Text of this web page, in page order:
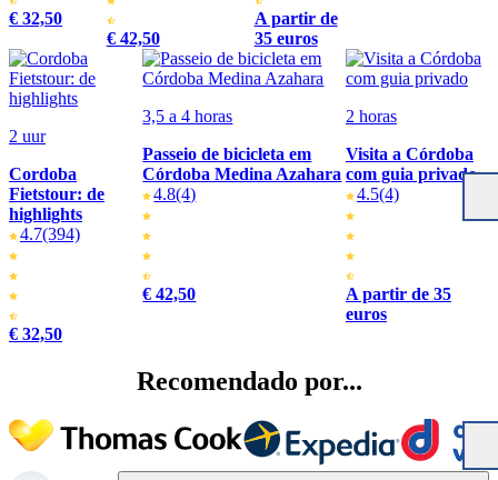
€ 32,50
€ 42,50
A partir de
35 euros
2 uur
Cordoba
Fietstour: de
highlights
4.7(394)
€ 32,50
3,5 a 4 horas
Passeio de bicicleta em
Córdoba Medina Azahara
4.8(4)
€ 42,50
2 horas
Visita a Córdoba
com guia privado
4.5(4)
A partir de 35
euros
Recomendado por...